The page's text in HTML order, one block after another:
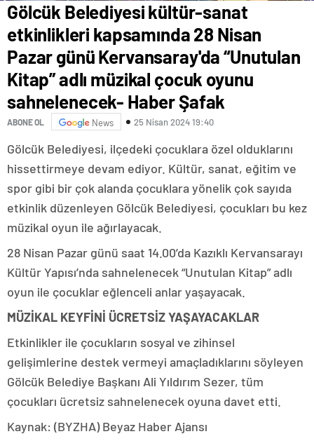
Gölcük Belediyesi kültür-sanat
etkinlikleri kapsamında 28 Nisan
Pazar günü Kervansaray'da “Unutulan
Kitap” adlı müzikal çocuk oyunu
sahnelenecek- Haber Şafak
ABONE OL News 25 Nisan 2024 19:40
Gölcük Belediyesi, ilçedeki çocuklara özel olduklarını
hissettirmeye devam ediyor. Kültür, sanat, eğitim ve
spor gibi bir çok alanda çocuklara yönelik çok sayıda
etkinlik düzenleyen Gölcük Belediyesi, çocukları bu kez
müzikal oyun ile ağırlayacak.
28 Nisan Pazar günü saat 14.00’da Kazıklı Kervansarayı
Kültür Yapısı’nda sahnelenecek “Unutulan Kitap” adlı
oyun ile çocuklar eğlenceli anlar yaşayacak.
MÜZİKAL KEYFİNİ ÜCRETSİZ YAŞAYACAKLAR
Etkinlikler ile çocukların sosyal ve zihinsel
gelişimlerine destek vermeyi amaçladıklarını söyleyen
Gölcük Belediye Başkanı Ali Yıldırım Sezer, tüm
çocukları ücretsiz sahnelenecek oyuna davet etti.
Kaynak: (BYZHA) Beyaz Haber Ajansı